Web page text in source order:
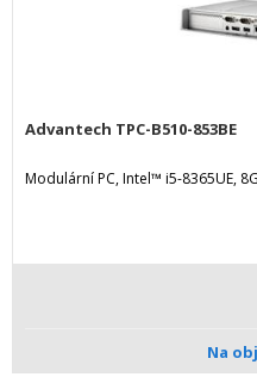
Advantech TPC-B510-853BE
Modulární PC, Intel™ i5-8365UE,
Na